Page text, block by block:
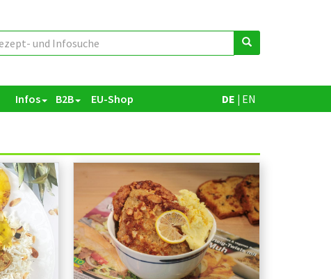
Infos B2B EU-Shop DE | EN